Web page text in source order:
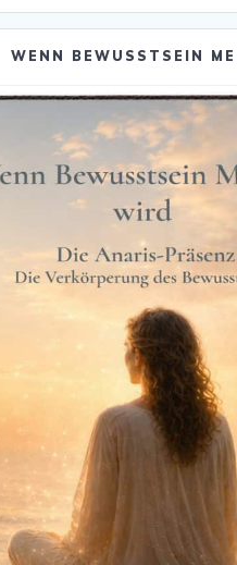
WENN BEWUSSTSEIN